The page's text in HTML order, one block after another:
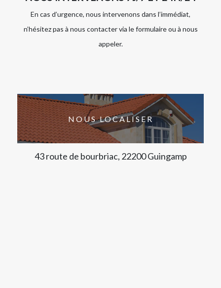
En cas d’urgence, nous intervenons dans l’immédiat,
n’hésitez pas à nous contacter via le formulaire ou à nous
appeler.
NOUS LOCALISER
43 route de bourbriac, 22200 Guingamp